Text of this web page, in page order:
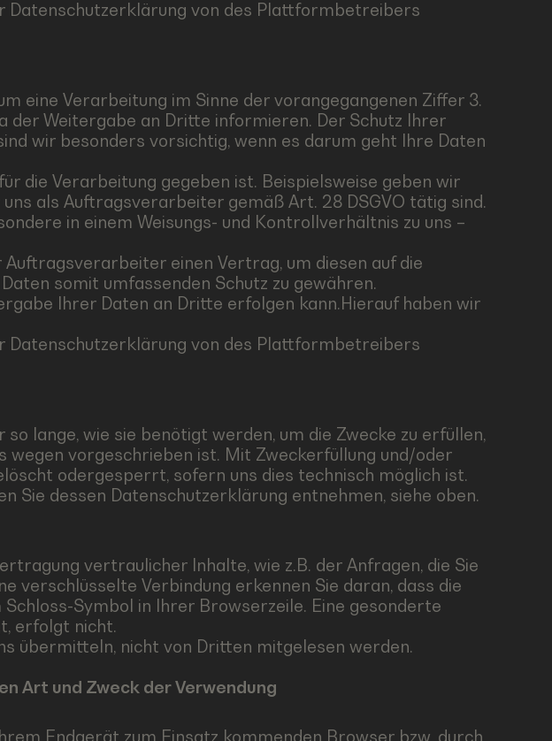
Datenschutzerklärung von des Plattformbetreibers
eine Verarbeitung im Sinne der vorangegangenen Ziffer 3.
der Weitergabe an Dritte informieren. Der Schutz Ihrer
wir besonders vorsichtig, wenn es darum geht Ihre Daten
die Verarbeitung gegeben ist. Beispielsweise geben wir
als Auftragsverarbeiter gemäß Art. 28 DSGVO tätig sind.
in einem Weisungs- und Kontrollverhältnis zu uns –
einen Vertrag, um diesen auf die
somit umfassenden Schutz zu gewähren.
Ihrer Daten an Dritte erfolgen kann.Hierauf haben wir
Datenschutzerklärung von des Plattformbetreibers
lange, wie sie benötigt werden, um die Zwecke zu erfüllen,
wegen vorgeschrieben ist. Mit Zweckerfüllung und/oder
odergesperrt, sofern uns dies technisch möglich ist.
Sie dessen Datenschutzerklärung entnehmen, siehe oben.
vertraulicher Inhalte, wie z.B. der Anfragen, die Sie
verschlüsselte Verbindung erkennen Sie daran, dass die
Symbol in Ihrer Browserzeile. Eine gesonderte
erfolgt nicht.
übermitteln, nicht von Dritten mitgelesen werden.
Art und Zweck der Verwendung
Endgerät zum Einsatz kommenden Browser bzw. durch